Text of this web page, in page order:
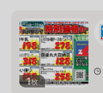
1枚